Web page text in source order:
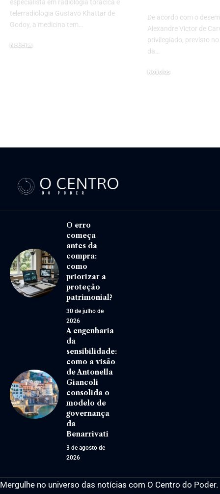
especialista em radiologia torácica e
telerradiologia Gustavo Khattar de
Godoy, a medicina tem…
Noticias
De acordo com o
Alexandre Victor de
privilegiado, previsto
da…
Noticias
O erro
começa
antes da
compra:
como
priorizar a
proteção
patrimonial?
30 de julho de
2026
A engenharia
da
sensibilidade:
como a visão
de Antonella
Giancoli
consolida o
modelo de
governança
da
Benarrivati
3 de agosto de
2026
Mergulhe no universo das notícias com O Centro do Poder.